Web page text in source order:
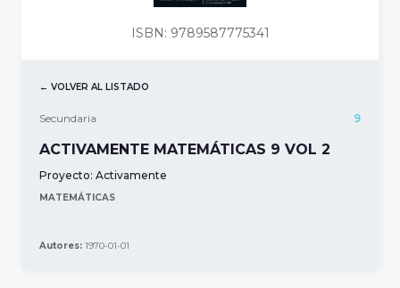
← VOLVER AL LISTADO
Secundaria 9
ACTIVAMENTE MATEMÁTICAS 9 VOL 2
Proyecto: Activamente
MATEMÁTICAS
Autores: 1970-01-01
ISBN: 9789587775341